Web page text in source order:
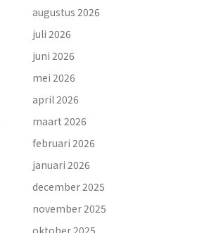
augustus 2026
juli 2026
juni 2026
mei 2026
april 2026
maart 2026
februari 2026
januari 2026
december 2025
november 2025
oktober 2025